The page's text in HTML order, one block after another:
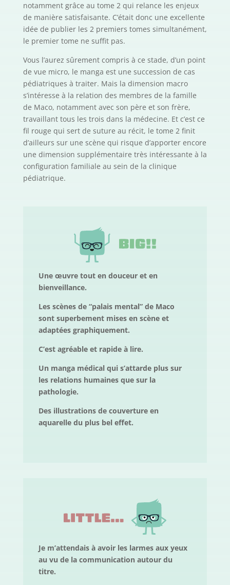
notamment grâce au tome 2 qui relance les enjeux
de manière satisfaisante. C’était donc une excellente
idée de publier les 2 premiers tomes simultanément,
le premier tome ne suffit pas.
Vous l’aurez sûrement compris à ce stade, d’un point
de vue micro, le manga est une succession de cas
pédiatriques à traiter. Mais la dimension macro
s’intéresse à la relation des membres de la famille
de Maco, notamment avec son père et son frère,
travaillant tous les trois dans la médecine. Et c’est ce
fil rouge qui sert de suture au récit, le tome 2 finit
d’ailleurs sur une scène qui risque d’apporter encore
une dimension supplémentaire très intéressante à la
configuration familiale au sein de la clinique
pédiatrique.
Une œuvre tout en douceur et en
bienveillance.
Les scènes de “palais mental” de Maco
sont superbement mises en scène et
adaptées graphiquement.
C’est agréable et rapide à lire.
Un manga médical qui s’attarde plus sur
les relations humaines que sur la
pathologie.
Des illustrations de couverture en
aquarelle du plus bel effet.
Je m’attendais à avoir les larmes aux yeux
au vu de la communication autour du
titre.